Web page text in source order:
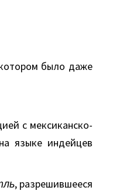
было даже
с мексиканско-
языке индейцев
, разрешившееся